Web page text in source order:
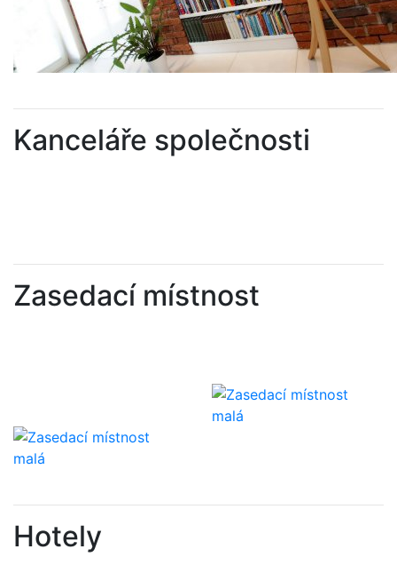
Kanceláře společnosti
Zasedací místnost
Hotely